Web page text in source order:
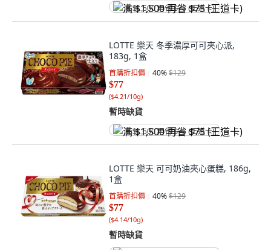
满 $1,500 再省 $75 (王道卡)
LOTTE 樂天 冬季濃厚可可夾心派,
183g, 1盒
首購折扣價 40%$129
$77
($4.21/10g)
暫時缺貨
满 $1,500 再省 $75 (王道卡)
LOTTE 樂天 可可奶油夾心蛋糕, 186g,
1盒
首購折扣價 40%$129
$77
($4.14/10g)
暫時缺貨